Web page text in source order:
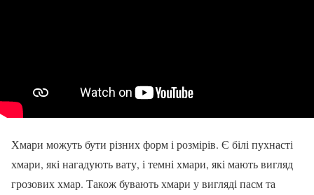
Хмари можуть бути різних форм і розмірів. Є білі пухнасті
хмари, які нагадують вату, і темні хмари, які мають вигляд
грозових хмар. Також бувають хмари у вигляді пасм та